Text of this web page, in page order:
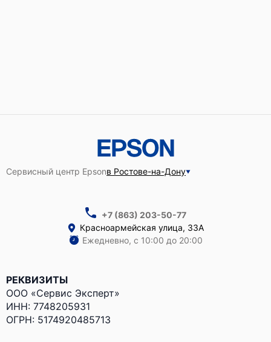
Сервисный центр Epsonв Ростове-на-Дону
+7 (863) 203-50-77
Красноармейская улица, 33А
Ежедневно, с 10:00 до 20:00
РЕКВИЗИТЫ
ООО «Сервис Эксперт»
ИНН: 7748205931
ОГРН: 5174920485713